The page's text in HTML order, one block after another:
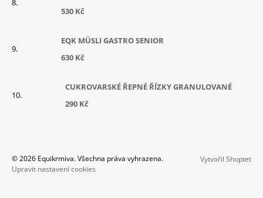
530 Kč
EQK MÜSLI GASTRO SENIOR
630 Kč
CUKROVARSKÉ ŘEPNÉ ŘÍZKY GRANULOVANÉ
290 Kč
Vytvořil Shoptet
© 2026 Equikrmiva. Všechna práva vyhrazena.
Upravit nastavení cookies